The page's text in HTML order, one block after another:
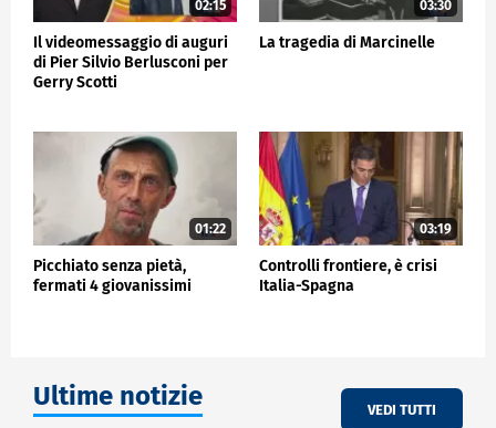
02:15
Il videomessaggio di auguri
di Pier Silvio Berlusconi per
Gerry Scotti
03:30
La tragedia di Marcinelle
01:22
Picchiato senza pietà,
fermati 4 giovanissimi
03:19
Controlli frontiere, è crisi
Italia-Spagna
Ultime notizie VEDI TUTTI